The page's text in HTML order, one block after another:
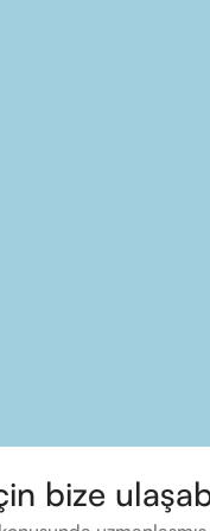
bize